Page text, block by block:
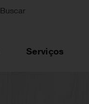
Buscar
Serviços